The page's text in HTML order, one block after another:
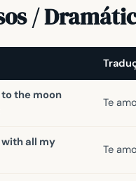
/
to the moon
Te
with all my
Te